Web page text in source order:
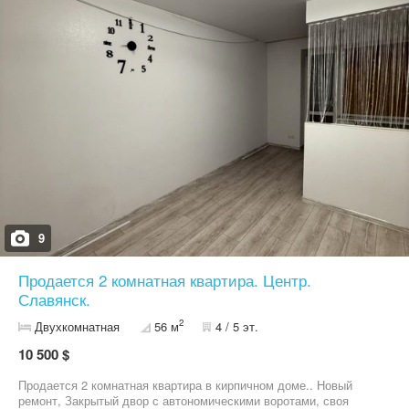
в шаговой доступности. Возможна продажа по сертификату.
Звоните — расскажу подробнее и организую просмотр!
9
Продается 2 комнатная квартира. Центр.
Славянск.
Двухкомнатная 56 м2 4 / 5 эт.
10 500 $
Продается 2 комнатная квартира в кирпичном доме.. Новый
ремонт, Закрытый двор с автономическими воротами, своя